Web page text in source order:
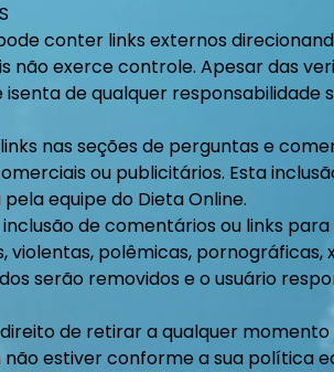
conter links externos
não exerce controle. Apesar das
isenta de qualquer
nas seções de perguntas e
ou publicitários. Esta
equipe do Dieta Online.
de comentários ou links
violentas, polêmicas, pornográficas,
serão removidos e o usuário
de retirar a qualquer
estiver conforme a sua política